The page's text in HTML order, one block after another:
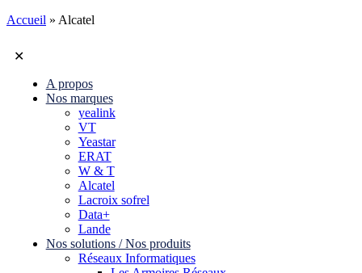
Accueil » Alcatel
✕
A propos
Nos marques
yealink
VT
Yeastar
ERAT
W & T
Alcatel
Lacroix sofrel
Data+
Lande
Nos solutions / Nos produits
Réseaux Informatiques